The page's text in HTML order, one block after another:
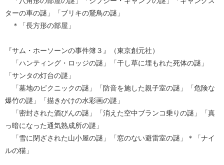
ターの車の謎」「ブリキの鵞鳥の謎」
＊「長方形の部屋」
『サム・ホーソーンの事件簿３』（東京創元社）
「ハンティング・ロッジの謎」「干し草に埋もれた死体の謎」
「サンタの灯台の謎」
「墓地のピクニックの謎」「防音を施した親子室の謎」「危険な
爆竹の謎」「描きかけの水彩画の謎」
「密封された酒びんの謎」「消えた空中ブランコ乗りの謎」「真
っ暗になった通気熟成所の謎」
「雪に閉ざされた山小屋の謎」「窓のない避雷室の謎」＊「ナイ
ルの猫」